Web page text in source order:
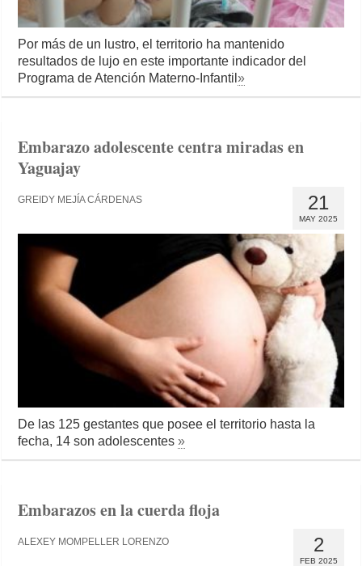
Por más de un lustro, el territorio ha mantenido
resultados de lujo en este importante indicador del
Programa de Atención Materno-Infantil»
Embarazo adolescente centra miradas en
Yaguajay
21
MAY 2025
GREIDY MEJÍA CÁRDENAS
De las 125 gestantes que posee el territorio hasta la
fecha, 14 son adolescentes»
Embarazos en la cuerda floja
2
FEB 2025
ALEXEY MOMPELLER LORENZO